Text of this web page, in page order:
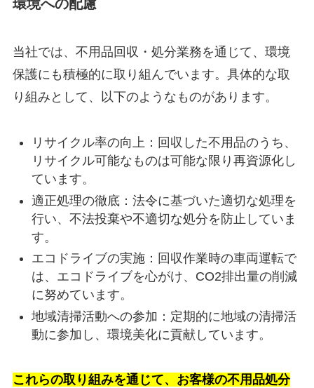
環境への配慮
当社では、不用品回収・処分業務を通じて、環境
保護にも積極的に取り組んでいます。具体的な取
り組みとして、以下のようなものがあります。
リサイクル率の向上：回収した不用品のうち、
リサイクル可能なものは可能な限り再資源化し
ています。
適正処理の徹底：法令に基づいた適切な処理を
行い、不法投棄や不適切な処分を防止していま
す。
エコドライブの実施：回収作業時の車両運転で
は、エコドライブを心がけ、CO2排出量の削減
に努めています。
地域清掃活動への参加：定期的に地域の清掃活
動に参加し、環境美化に貢献しています。
これらの取り組みを通じて、お客様の不用品処分